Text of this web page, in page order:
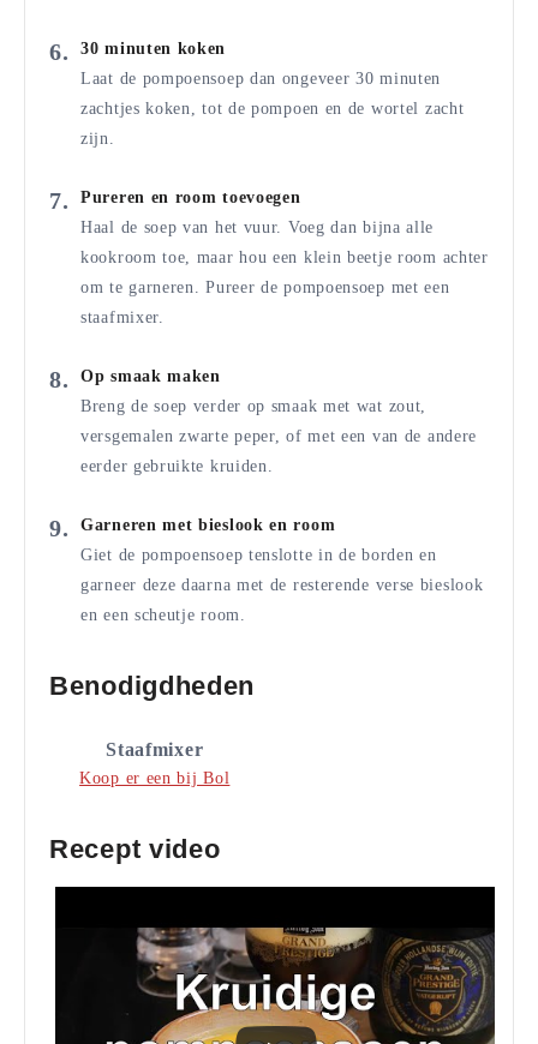
30 minuten koken
Laat de pompoensoep dan ongeveer 30 minuten
zachtjes koken, tot de pompoen en de wortel zacht
zijn.
Pureren en room toevoegen
Haal de soep van het vuur. Voeg dan bijna alle
kookroom toe, maar hou een klein beetje room achter
om te garneren. Pureer de pompoensoep met een
staafmixer.
Op smaak maken
Breng de soep verder op smaak met wat zout,
versgemalen zwarte peper, of met een van de andere
eerder gebruikte kruiden.
Garneren met bieslook en room
Giet de pompoensoep tenslotte in de borden en
garneer deze daarna met de resterende verse bieslook
en een scheutje room.
Benodigdheden
Staafmixer
Koop er een bij Bol
Recept video